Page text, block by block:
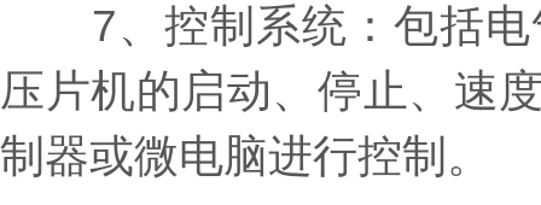
7、控制系统：包括电
压片机的启动、停止、速
制器或微电脑进行控制。